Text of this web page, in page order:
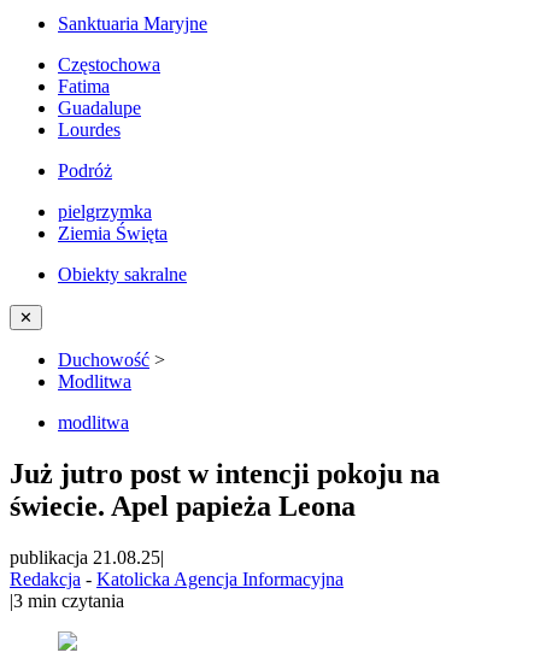
Sanktuaria Maryjne
Częstochowa
Fatima
Guadalupe
Lourdes
Podróż
pielgrzymka
Ziemia Święta
Obiekty sakralne
✕
Duchowość >
Modlitwa
modlitwa
Już jutro post w intencji pokoju na
świecie. Apel papieża Leona
publikacja 21.08.25|
Redakcja - Katolicka Agencja Informacyjna
|3 min czytania